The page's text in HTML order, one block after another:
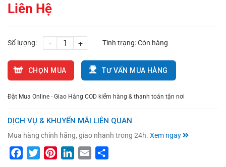
Liên Hệ
Số lượng: - + Tình trạng:Còn hàng
CHỌN MUA TƯ VẤN MUA HÀNG
Đặt Mua Online - Giao Hàng COD kiểm hàng & thanh toán tận nơi
DỊCH VỤ & KHUYẾN MÃI LIÊN QUAN
Mua hàng chính hãng, giao nhanh trong 24h. Xem ngay
FacebookTwitterPinterestLinkedIn
Email